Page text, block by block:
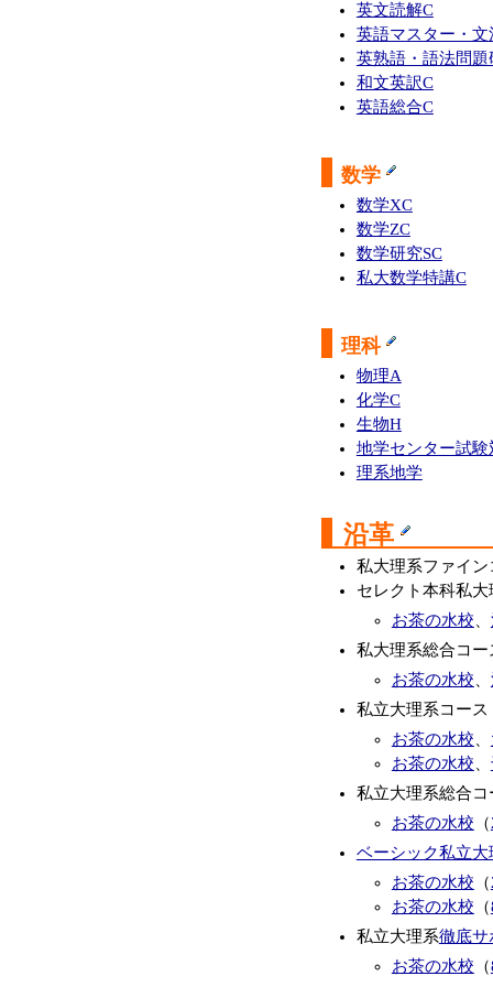
英文読解C
英語マスター・文
英熟語・語法問題
和文英訳C
英語総合C
数学
数学XC
数学ZC
数学研究SC
私大数学特講C
理科
物理A
化学C
生物H
地学センター試験
理系地学
沿革
私大理系ファイ
セレクト本科私
お茶の水校、
私大理系総合コ
お茶の水校、
私立大理系コー
お茶の水校、
お茶の水校、
私立大理系総合
お茶の水校 （
ベーシック私立大
お茶の水校 （
お茶の水校 （
私立大理系徹底サ
お茶の水校 （